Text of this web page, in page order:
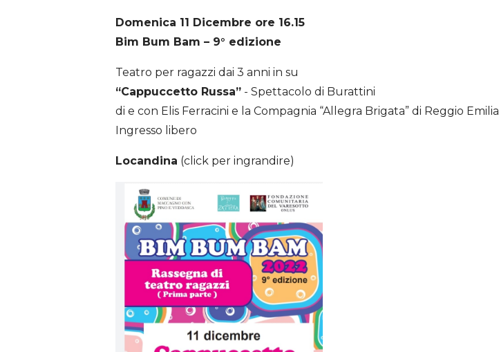
Domenica 11 Dicembre ore 16.15
Bim Bum Bam – 9° edizione
Teatro per ragazzi dai 3 anni in su
“Cappuccetto Russa” - Spettacolo di Burattini
di e con Elis Ferracini e la Compagnia “Allegra Brigata” di Reggio Emilia
Ingresso libero
Locandina (click per ingrandire)